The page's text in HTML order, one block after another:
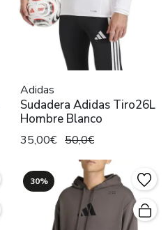
Adidas
Sudadera Adidas Tiro26L
Hombre Blanco
35,00€ 50,0€
30%